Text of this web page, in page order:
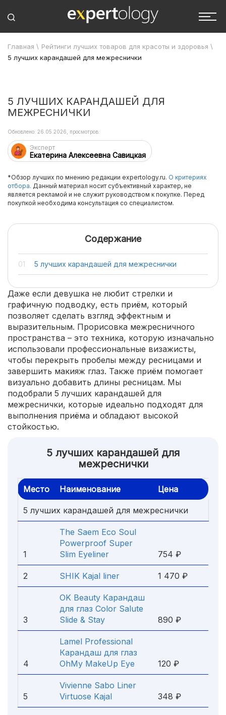
Главная \ Рейтинги лучших товаров для красоты и здоровья \
5 лучших карандашей для межреснички
5 ЛУЧШИХ КАРАНДАШЕЙ ДЛЯ
МЕЖРЕСНИЧКИ
Эксперт
Екатерина Алексеевна Савицкая
Обновлено: 26.05.2026, просмотров:
*Обзор лучших по мнению редакции expertology.ru. О критериях
отбора. Данный материал носит субъективный характер, не
является рекламой и не служит руководством к покупке. Перед
покупкой необходима консультация со специалистом.
Содержание
5 лучших карандашей для межреснички
Даже если девушка не любит стрелки и
графичную подводку, есть приём, который
позволяет сделать взгляд эффектным и
выразительным. Прорисовка межресничного
пространства – это техника, которую изначально
использовали профессиональные визажисты,
чтобы перекрыть пробелы между ресницами и
завершить макияж глаз. Также приём помогает
визуально добавить длины ресницам. Мы
подобрали 5 лучших карандашей для
межреснички, которые идеально подходят для
выполнения приёма и обладают высокой
стойкостью.
5 лучших карандашей для
межреснички
Место Наименование Цена
5 лучших карандашей для межреснички
1
The Saem Eco Soul
Powerproof Super
Slim Eyeliner
754 ₽
2 SHIK Kajal liner 1 470 ₽
3
OK Beauty Карандаш
для глаз Color Salute
Slide & Stay
890 ₽
4
Lamel Professional
Карандаш для глаз
OhMy MakeUp Eye
120 ₽
5
Vivienne Sabo Liner
Virtuose Kajal
348 ₽